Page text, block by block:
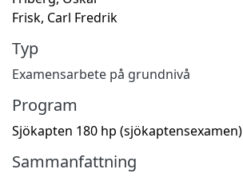
Frisk, Carl Fredrik
Typ
Examensarbete på grundnivå
Program
Sjökapten 180 hp (sjökaptensexamen)
Sammanfattning